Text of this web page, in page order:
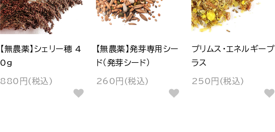
【無農薬】シェリー穂 4
0g
880円(税込)
【無農薬】発芽専用シー
ド（発芽シード）
260円(税込)
プリムス・エネルギープ
ラス
250円(税込)